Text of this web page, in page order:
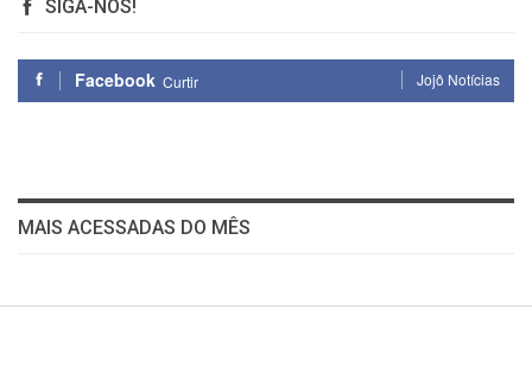
SIGA-NOS!
Facebook Curtir Jojô Notícias
MAIS ACESSADAS DO MÊS